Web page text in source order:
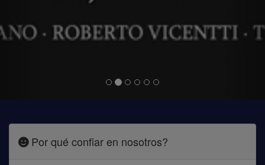
Por qué confiar en nosotros?